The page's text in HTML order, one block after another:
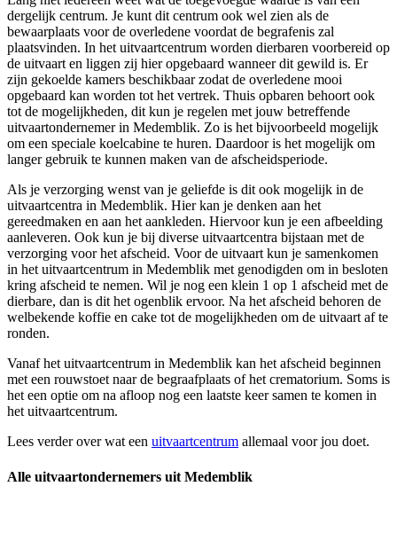
dergelijk centrum. Je kunt dit centrum ook wel zien als de
bewaarplaats voor de overledene voordat de begrafenis zal
plaatsvinden. In het uitvaartcentrum worden dierbaren voorbereid op
de uitvaart en liggen zij hier opgebaard wanneer dit gewild is. Er
zijn gekoelde kamers beschikbaar zodat de overledene mooi
opgebaard kan worden tot het vertrek. Thuis opbaren behoort ook
tot de mogelijkheden, dit kun je regelen met jouw betreffende
uitvaartondernemer in Medemblik. Zo is het bijvoorbeeld mogelijk
om een speciale koelcabine te huren. Daardoor is het mogelijk om
langer gebruik te kunnen maken van de afscheidsperiode.
Als je verzorging wenst van je geliefde is dit ook mogelijk in de
uitvaartcentra in Medemblik. Hier kan je denken aan het
gereedmaken en aan het aankleden. Hiervoor kun je een afbeelding
aanleveren. Ook kun je bij diverse uitvaartcentra bijstaan met de
verzorging voor het afscheid. Voor de uitvaart kun je samenkomen
in het uitvaartcentrum in Medemblik met genodigden om in besloten
kring afscheid te nemen. Wil je nog een klein 1 op 1 afscheid met de
dierbare, dan is dit het ogenblik ervoor. Na het afscheid behoren de
welbekende koffie en cake tot de mogelijkheden om de uitvaart af te
ronden.
Vanaf het uitvaartcentrum in Medemblik kan het afscheid beginnen
met een rouwstoet naar de begraafplaats of het crematorium. Soms is
het een optie om na afloop nog een laatste keer samen te komen in
het uitvaartcentrum.
Lees verder over wat een uitvaartcentrum allemaal voor jou doet.
Alle uitvaartondernemers uit Medemblik